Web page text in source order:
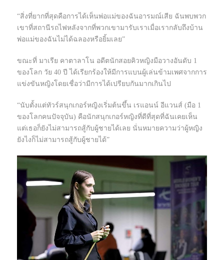
“สิ่งที่ยากที่สุดคือการได้เห็นพ่อแม่ของฉันอารมณ์เสีย ฉันพบพวก
เขาที่สถานีรถไฟหลังจากที่พวกเขามารับเราเมื่อเรากลับถึงบ้าน
พ่อแม่ของฉันไม่ได้ฉลองหรือยิ้มเลย”
ขณะที่ มาเรีย คาตาลาโน อดีตนักสอยคิวหญิงมือวางอันดับ 1
ของโลก วัย 40 ปี ได้เรียกร้องให้มีการแบนผู้เล่นข้ามเพศจากการ
แข่งขันหญิงโดยเชื่อว่ามีการได้เปรียบกันมากเกินไป
“นับตั้งแต่ทัวร์สนุกเกอร์หญิงเริ่มต้นขึ้น เรแอนน์ อีแวนส์ (มือ 1
ของโลกคนปัจจุบัน) คือนักสนุกเกอร์หญิงที่ดีที่สุดที่ฉันเคยเห็น
แต่เธอก็ยังไม่สามารถสู้กับผู้ชายได้เลย นั่นหมายความว่าผู้หญิง
ยังไงก็ไม่สามารถสู้กับผู้ชายได้”